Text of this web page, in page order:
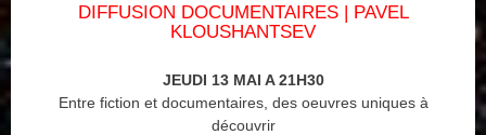
DIFFUSION DOCUMENTAIRES | PAVEL
KLOUSHANTSEV
JEUDI 13 MAI A 21H30
Entre fiction et documentaires, des oeuvres uniques à
découvrir